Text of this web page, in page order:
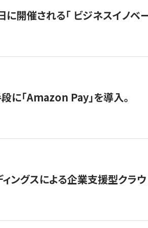
に開催される「 ビジネスイノ
に「Amazon Pay」を導入。
ングスによる企業支援型クラウ